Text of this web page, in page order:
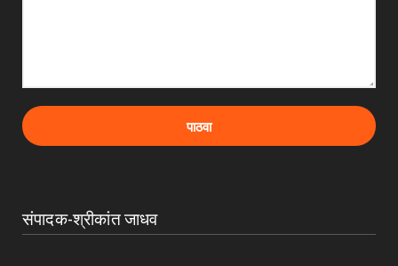
संपादक-श्रीकांत जाधव